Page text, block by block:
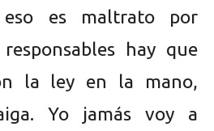
eso es maltrato por
hay que
la ley en la mano,
Yo jamás voy a